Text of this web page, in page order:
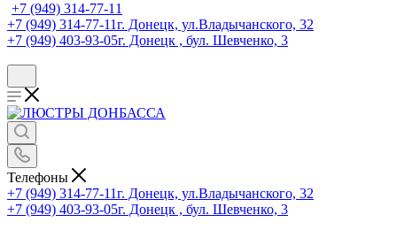
+7 (949) 314-77-11
+7 (949) 314-77-11г. Донецк, ул.Владычанского, 32
+7 (949) 403-93-05г. Донецк , бул. Шевченко, 3
Телефоны
+7 (949) 314-77-11г. Донецк, ул.Владычанского, 32
+7 (949) 403-93-05г. Донецк , бул. Шевченко, 3